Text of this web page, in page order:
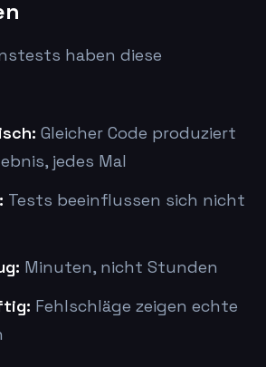
haben diese
Gleicher Code produziert
jedes Mal
Tests beeinflussen sich nicht
Minuten, nicht Stunden
Fehlschläge zeigen echte